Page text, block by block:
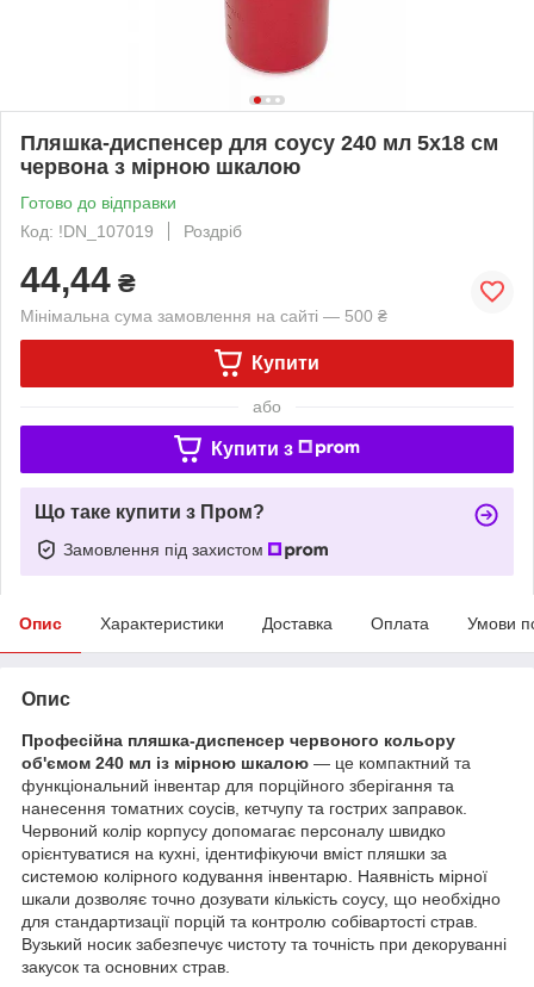
Пляшка-диспенсер для соусу 240 мл 5х18 см
червона з мірною шкалою
Готово до відправки
Код: !DN_107019
Роздріб
44,44 ₴
Мінімальна сума замовлення на сайті — 500 ₴
Купити
або
Купити з
Що таке купити з Пром?
Замовлення під захистом
Опис Характеристики Доставка Оплата Умови
Опис
Професійна пляшка-диспенсер червоного кольору
об'ємом 240 мл із мірною шкалою — це компактний та
функціональний інвентар для порційного зберігання та
нанесення томатних соусів, кетчупу та гострих заправок.
Червоний колір корпусу допомагає персоналу швидко
орієнтуватися на кухні, ідентифікуючи вміст пляшки за
системою колірного кодування інвентарю. Наявність мірної
шкали дозволяє точно дозувати кількість соусу, що необхідно
для стандартизації порцій та контролю собівартості страв.
Вузький носик забезпечує чистоту та точність при декоруванні
закусок та основних страв.